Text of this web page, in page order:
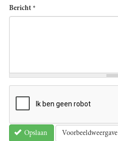
Bericht *
Opslaan Voorbeeldweergave